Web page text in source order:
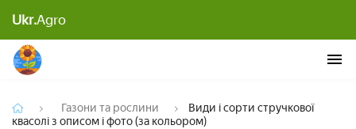
Ukr.Agro(за кольором)
Газони та рослини
Види і сорти стручкової
квасолі з описом і фото (за кольором)